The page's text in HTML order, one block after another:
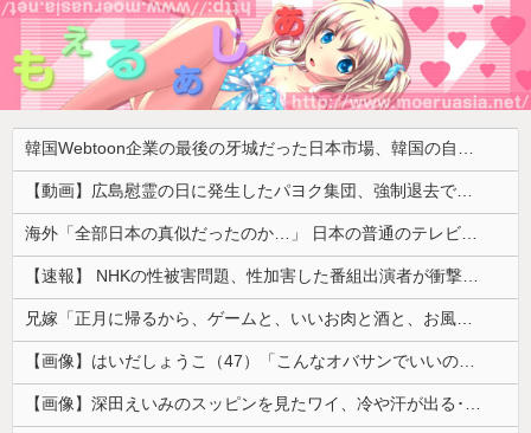
韓国Webtoon企業の最後の牙城だった日本市場、韓国の自慢の種だった某アプリが遂に……
【動画】広島慰霊の日に発生したパヨク集団、強制退去で機動隊により無事排除される
海外「全部日本の真似だったのか…」 日本の普通のテレビ番組が最新SNSの数十年先を行っていたと話題に
【速報】 NHKの性被害問題、性加害した番組出演者が衝撃告白！
兄嫁「正月に帰るから、ゲームと、いいお肉と酒と、お風呂グッズの準備しとけよ」寝起きの私「知るかボケ」兄嫁「キィィィィー！！！！」私「あ…」
【画像】はいだしょうこ（47）「こんなオバサンでいいの…？」
【画像】深田えいみのスッピンを見たワイ、冷や汗が出る････････！